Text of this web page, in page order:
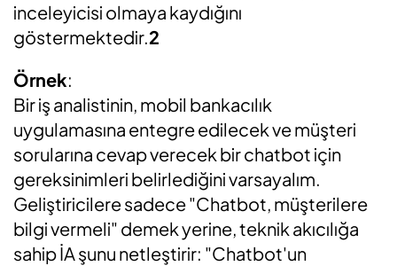
inceleyicisi olmaya kaydığını
göstermektedir.2
Örnek:
Bir iş analistinin, mobil bankacılık
uygulamasına entegre edilecek ve müşteri
sorularına cevap verecek bir chatbot için
gereksinimleri belirlediğini varsayalım.
Geliştiricilere sadece "Chatbot, müşterilere
bilgi vermeli" demek yerine, teknik akıcılığa
sahip İA şunu netleştirir: "Chatbot'un